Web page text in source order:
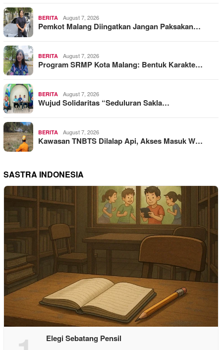
BERITA August 7, 2026
Pemkot Malang Diingatkan Jangan Paksakan…
BERITA August 7, 2026
Program SRMP Kota Malang: Bentuk Karakte…
BERITA August 7, 2026
Wujud Solidaritas “Seduluran Sakla…
BERITA August 7, 2026
Kawasan TNBTS Dilalap Api, Akses Masuk W…
SASTRA INDONESIA
Elegi Sebatang Pensil